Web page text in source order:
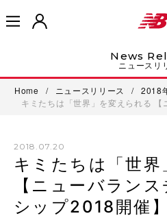
News
ニュースリ
Home / ニュースリリース / 2018
キミたちは「世界」を変えられる 【
2018.07.20
キミたちは「世界
【ニューバラン
シップ2018開催】